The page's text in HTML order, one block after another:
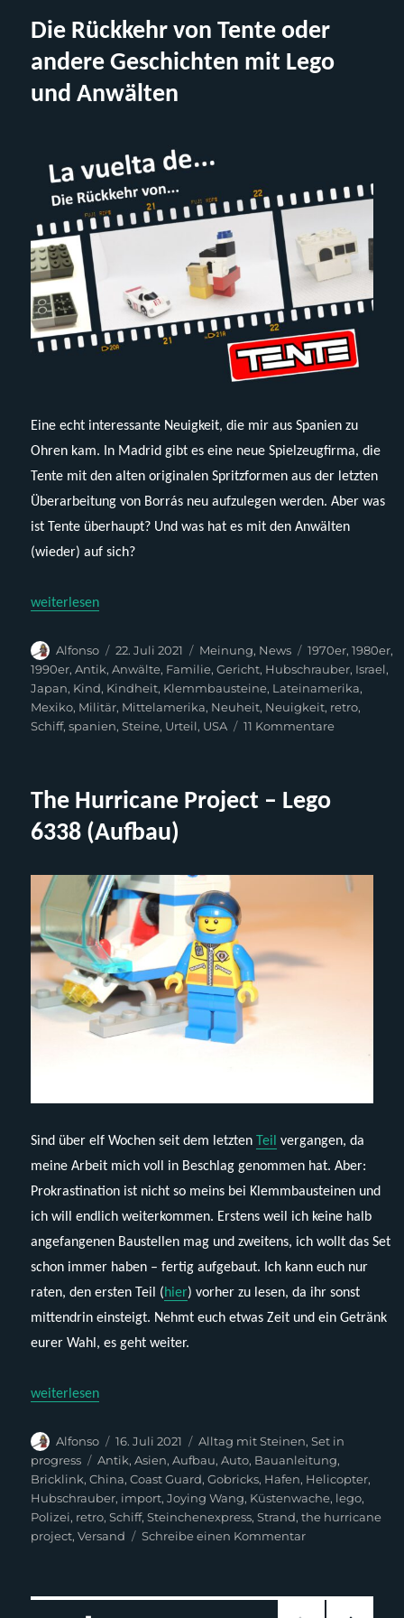
–
Lego
6338
(Review)
Die Rückkehr von Tente oder
andere Geschichten mit Lego
und Anwälten
Eine echt interessante Neuigkeit, die mir aus Spanien zu
Ohren kam. In Madrid gibt es eine neue Spielzeugfirma, die
Tente mit den alten originalen Spritzformen aus der letzten
Überarbeitung von Borrás neu aufzulegen werden. Aber was
ist Tente überhaupt? Und was hat es mit den Anwälten
(wieder) auf sich?
„Die Rückkehr von Tente oder andere Geschichten mit Lego
weiterlesen
Autor
Alfonso
Veröffentlicht
am
22. Juli 2021 Kategorien
Meinung, News Schlagwörter
1970er,1980er,
1990er,Antik,Anwälte, Familie,Gericht, Hubschrauber, Israel,
Japan, Kind, Kindheit, Klemmbausteine, Lateinamerika,
Mexiko, Militär, Mittelamerika, Neuheit, Neuigkeit, retro,
Schiff,spanien,Steine, Urteil, USA 11 Kommentarezu
mit
Lego
The Hurricane Project – Lego
6338 (Aufbau)
Sind über elf Wochen seit dem letzten Teil vergangen, da
meine Arbeit mich voll in Beschlag genommen hat. Aber:
Prokrastination ist nicht so meins bei Klemmbausteinen und
ich will endlich weiterkommen. Erstens weil ich keine halb
angefangenen Baustellen mag und zweitens, ich wollt das Set
schon immer haben – fertig aufgebaut. Ich kann euch nur
raten, den ersten Teil (hier) vorher zu lesen, da ihr sonst
mittendrin einsteigt. Nehmt euch etwas Zeit und ein Getränk
eurer Wahl, es geht weiter.
„The Hurricane Project – Lego 6338 (Aufbau)“
weiterlesen
Autor
Alfonso
Veröffentlicht
am
16. Juli 2021 Kategorien
Alltag mit Steinen,Set in
progress
Schlagwörter
Antik,Asien,Aufbau,Auto, Bauanleitung,
Bricklink,China,Coast Guard,Gobricks, Hafen, Helicopter,
Hubschrauber, import,Joying Wang, Küstenwache, lego,
Polizei, retro,Schiff,Steinchenexpress,Strand,the hurricane
project,Versand Schreibe einen Kommentarzu